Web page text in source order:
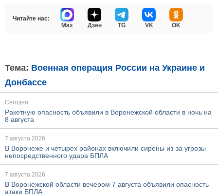
Читайте нас:
Max
Дзен TG VK OK
Тема: Военная операция России на Украине и
Донбассе
Сегодня
Ракетную опасность объявили в Воронежской области в ночь на
8 августа
7 августа 2026
В Воронеже и четырех районах включили сирены из-за угрозы
непосредственного удара БПЛА
7 августа 2026
В Воронежской области вечером 7 августа объявили опасность
атаки БПЛА